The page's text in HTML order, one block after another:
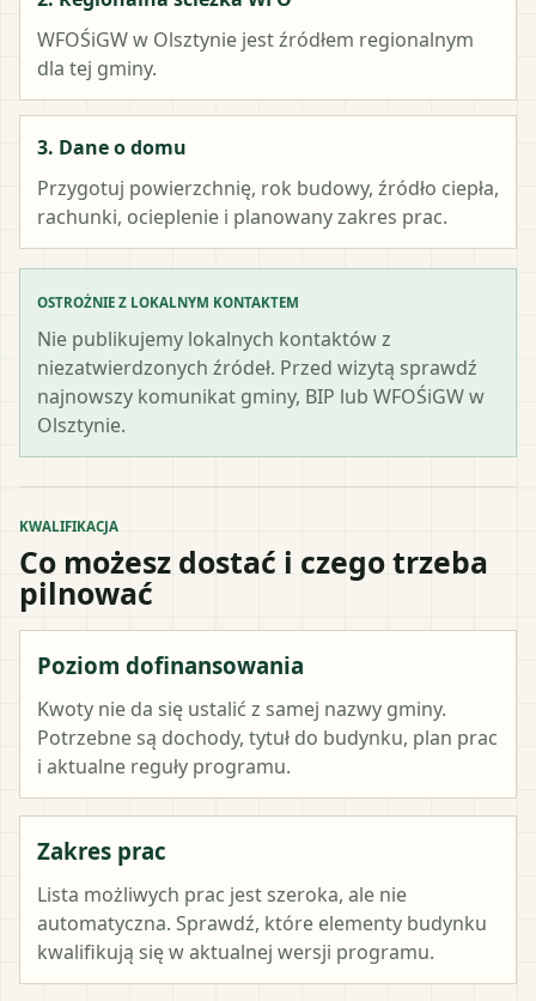
WFOŚiGW w Olsztynie jest źródłem regionalnym
dla tej gminy.
3. Dane o domu
Przygotuj powierzchnię, rok budowy, źródło ciepła,
rachunki, ocieplenie i planowany zakres prac.
OSTROŻNIE Z LOKALNYM KONTAKTEM
Nie publikujemy lokalnych kontaktów z
niezatwierdzonych źródeł. Przed wizytą sprawdź
najnowszy komunikat gminy, BIP lub WFOŚiGW w
Olsztynie.
KWALIFIKACJA
Co możesz dostać i czego trzeba
pilnować
Poziom dofinansowania
Kwoty nie da się ustalić z samej nazwy gminy.
Potrzebne są dochody, tytuł do budynku, plan prac
i aktualne reguły programu.
Zakres prac
Lista możliwych prac jest szeroka, ale nie
automatyczna. Sprawdź, które elementy budynku
kwalifikują się w aktualnej wersji programu.